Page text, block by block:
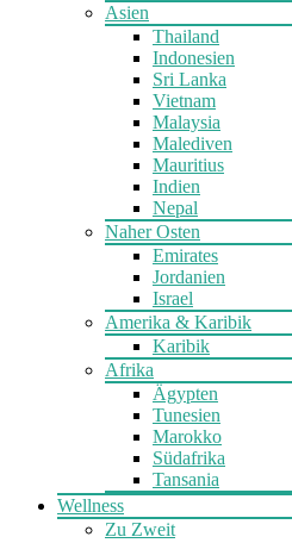
Asien
Thailand
Indonesien
Sri Lanka
Vietnam
Malaysia
Malediven
Mauritius
Indien
Nepal
Naher Osten
Emirates
Jordanien
Israel
Amerika & Karibik
Karibik
Afrika
Ägypten
Tunesien
Marokko
Südafrika
Tansania
Wellness
Zu Zweit